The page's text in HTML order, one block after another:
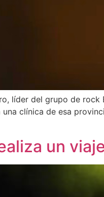
líder del grupo de
clínica de esa
un